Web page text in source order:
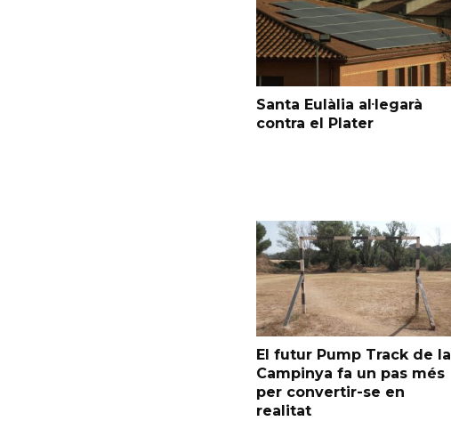
Santa Eulàlia al·legarà
contra el Plater
El futur Pump Track de la
Campinya fa un pas més
per convertir-se en
realitat